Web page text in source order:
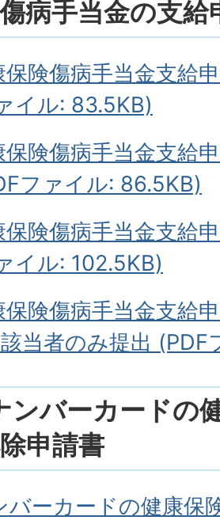
病手当金の支給
保険傷病手当金支給
イル: 83.5KB)
保険傷病手当金支給
ファイル: 86.5KB)
保険傷病手当金支給
イル: 102.5KB)
保険傷病手当金支給
当者のみ提出 (PDF
ンバーカードの
申請書
バーカードの健康保